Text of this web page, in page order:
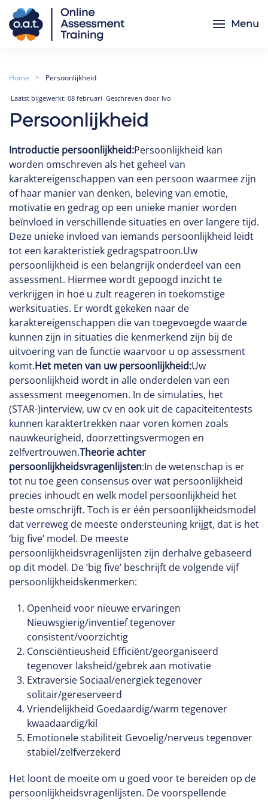
Skip to main content
Menu
Home Persoonlijkheid
Laatst bijgewerkt: 08 februari Geschreven door Ivo
Persoonlijkheid
Introductie persoonlijkheid:Persoonlijkheid kan
worden omschreven als het geheel van
karaktereigenschappen van een persoon waarmee zijn
of haar manier van denken, beleving van emotie,
motivatie en gedrag op een unieke manier worden
beïnvloed in verschillende situaties en over langere tijd.
Deze unieke invloed van iemands persoonlijkheid leidt
tot een karakteristiek gedragspatroon.Uw
persoonlijkheid is een belangrijk onderdeel van een
assessment. Hiermee wordt gepoogd inzicht te
verkrijgen in hoe u zult reageren in toekomstige
werksituaties. Er wordt gekeken naar de
karaktereigenschappen die van toegevoegde waarde
kunnen zijn in situaties die kenmerkend zijn bij de
uitvoering van de functie waarvoor u op assessment
komt.Het meten van uw persoonlijkheid:Uw
persoonlijkheid wordt in alle onderdelen van een
assessment meegenomen. In de simulaties, het
(STAR-)interview, uw cv en ook uit de capaciteitentests
kunnen karaktertrekken naar voren komen zoals
nauwkeurigheid, doorzettingsvermogen en
zelfvertrouwen.Theorie achter
persoonlijkheidsvragenlijsten:In de wetenschap is er
tot nu toe geen consensus over wat persoonlijkheid
precies inhoudt en welk model persoonlijkheid het
beste omschrijft. Toch is er één persoonlijkheidsmodel
dat verreweg de meeste ondersteuning krijgt, dat is het
‘big five’ model. De meeste
persoonlijkheidsvragenlijsten zijn derhalve gebaseerd
op dit model. De ‘big five’ beschrijft de volgende vijf
persoonlijkheidskenmerken:
Openheid voor nieuwe ervaringen
Nieuwsgierig/inventief tegenover
consistent/voorzichtig
Consciëntieusheid Efficiënt/georganiseerd
tegenover laksheid/gebrek aan motivatie
Extraversie Sociaal/energiek tegenover
solitair/gereserveerd
Vriendelijkheid Goedaardig/warm tegenover
kwaadaardig/kil
Emotionele stabiliteit Gevoelig/nerveus tegenover
stabiel/zelfverzekerd
Het loont de moeite om u goed voor te bereiden op de
persoonlijkheidsvragenlijsten. De voorspellende